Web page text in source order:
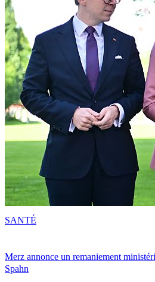
Merz annonce un remaniement
Spahn
SANTÉ